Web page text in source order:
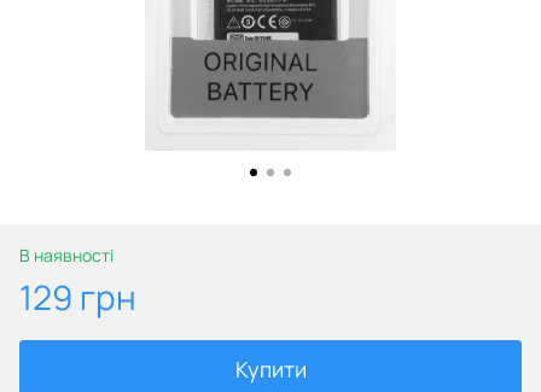
В наявності
129 грн
Купити